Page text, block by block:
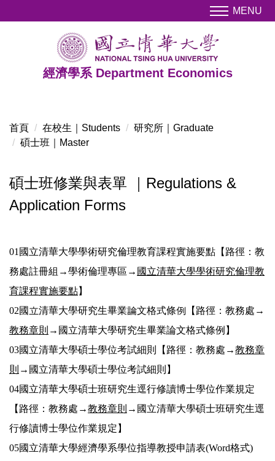
到
經濟學系 Department Economics
MENU
首頁 在校生｜Students
研究所｜Graduate
碩士班｜Master
碩士班修業與表單 ｜Regulations &
Application Forms
01國立清華大學學術研究倫理教育課程實施要點【路徑：教
務處註冊組→學術倫理專區→ 國立清華大學學術研究倫理教
育課程實施要點】
02國立清華大學研究生畢業論文格式條例【路徑：教務處→
教務章則 →國立清華大學研究生畢業論文格式條例】
03國立清華大學碩士學位考試細則【路徑：教務處→教務章
則 →國立清華大學碩士學位考試細則】
04國立清華大學碩士班研究生逕行修讀博士學位作業規定
【路徑：教務處→教務章則 →國立清華大學碩士班研究生逕
行修讀博士學位作業規定】
05國立清華大學經濟學系學位指導教授申請表(Word格式)